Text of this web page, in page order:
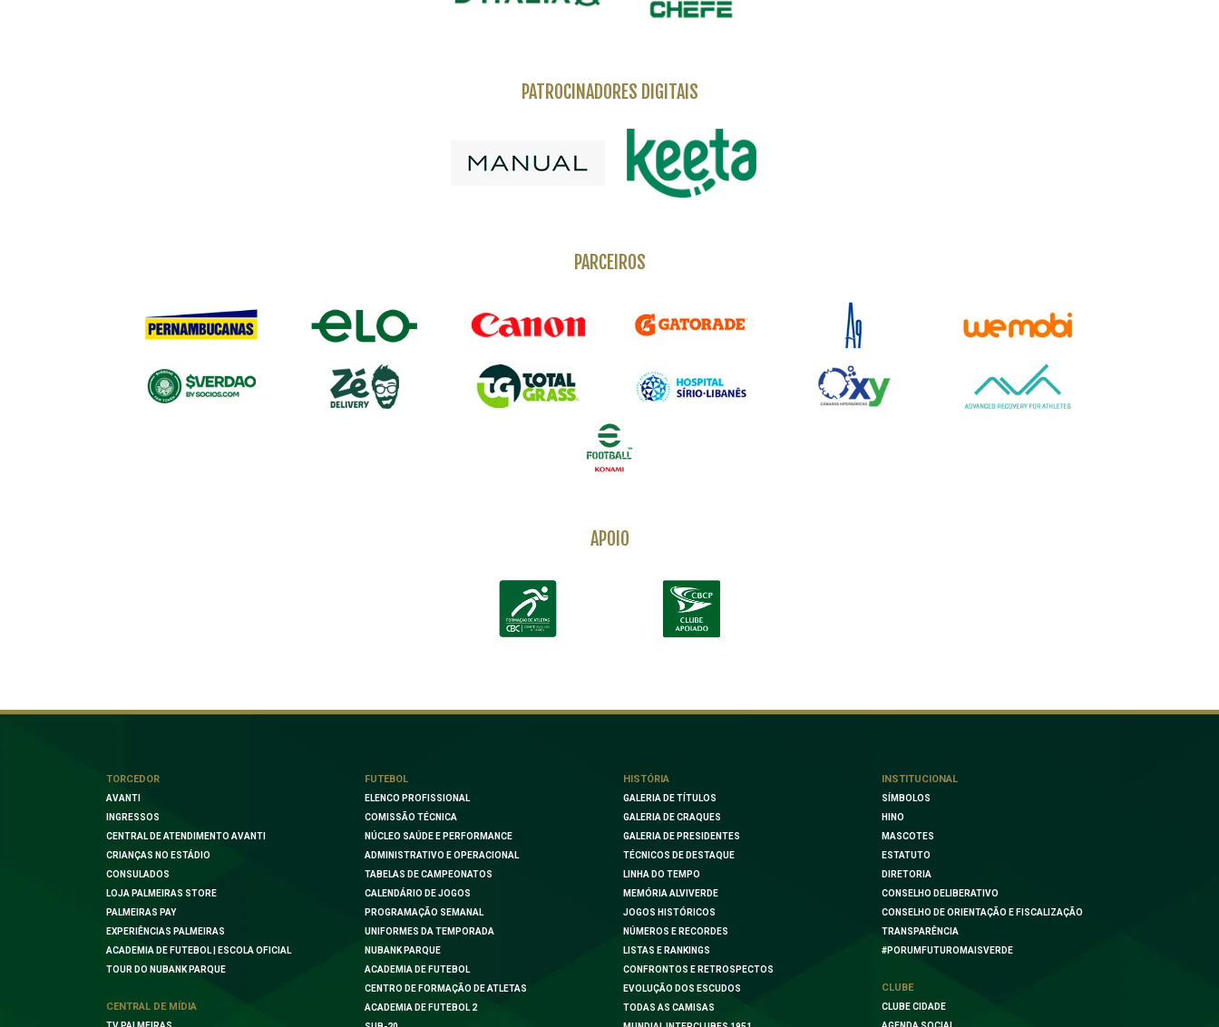
PATROCINADORES DIGITAIS
PARCEIROS
APOIO
TORCEDOR
AVANTI
INGRESSOS
CENTRAL DE ATENDIMENTO AVANTI
CRIANÇAS NO ESTÁDIO
CONSULADOS
LOJA PALMEIRAS STORE
PALMEIRAS PAY
EXPERIÊNCIAS PALMEIRAS
ACADEMIA DE FUTEBOL | ESCOLA OFICIAL
TOUR DO NUBANK PARQUE
CENTRAL DE MÍDIA
FUTEBOL
ELENCO PROFISSIONAL
COMISSÃO TÉCNICA
NÚCLEO SAÚDE E PERFORMANCE
ADMINISTRATIVO E OPERACIONAL
TABELAS DE CAMPEONATOS
CALENDÁRIO DE JOGOS
PROGRAMAÇÃO SEMANAL
UNIFORMES DA TEMPORADA
NUBANK PARQUE
ACADEMIA DE FUTEBOL
CENTRO DE FORMAÇÃO DE ATLETAS
ACADEMIA DE FUTEBOL 2
HISTÓRIA
GALERIA DE TÍTULOS
GALERIA DE CRAQUES
GALERIA DE PRESIDENTES
TÉCNICOS DE DESTAQUE
LINHA DO TEMPO
MEMÓRIA ALVIVERDE
JOGOS HISTÓRICOS
NÚMEROS E RECORDES
LISTAS E RANKINGS
CONFRONTOS E RETROSPECTOS
EVOLUÇÃO DOS ESCUDOS
TODAS AS CAMISAS
INSTITUCIONAL
SÍMBOLOS
HINO
MASCOTES
ESTATUTO
DIRETORIA
CONSELHO DELIBERATIVO
CONSELHO DE ORIENTAÇÃO E FISCALIZAÇÃO
TRANSPARÊNCIA
#PORUMFUTUROMAISVERDE
CLUBE
CLUBE CIDADE